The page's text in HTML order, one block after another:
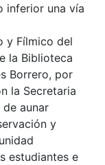
inferior una vía
y Fílmico del
la Biblioteca
Borrero, por
la Secretaria
aunar
y
estudiantes e